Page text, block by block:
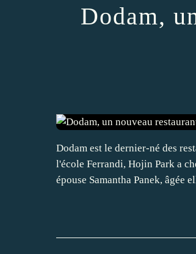
Dodam,
Dodam est le dernier-né des
l'école Ferrandi, Hojin Park a
épouse Samantha Panek, âgée